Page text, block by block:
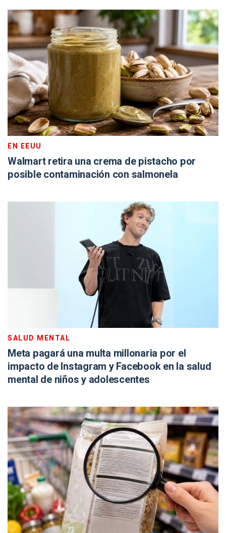
EN EEUU
Walmart retira una crema de pistacho por
posible contaminación con salmonela
SALUD MENTAL
Meta pagará una multa millonaria por el
impacto de Instagram y Facebook en la salud
mental de niños y adolescentes